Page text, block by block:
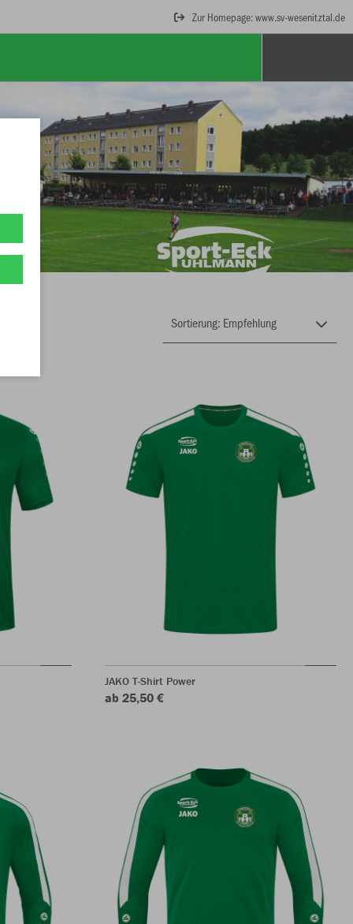
Zur Homepage: www.sv-wesenitztal.de
JAKO T-Shirt Power
ab 25,50 €